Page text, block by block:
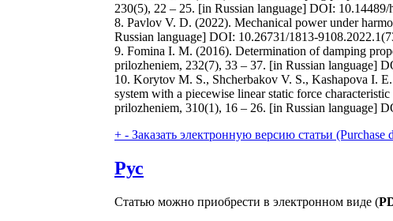
230(5), 22 – 25. [in Russian language] DOI:
8. Pavlov V. D. (2022). Mechanical power under
Russian language] DOI: 10.26731/1813-
9. Fomina I. M. (2016). Determination of damping
prilozheniem, 232(7), 33 – 37. [in Russian language]
10. Korytov M. S., Shcherbakov V. S., Kashapova I.
system with a piecewise linear static force
prilozheniem, 310(1), 16 – 26. [in Russian language]
+ - Заказать электронную версию статьи
Рус
Статью можно приобрести в электронном виде (